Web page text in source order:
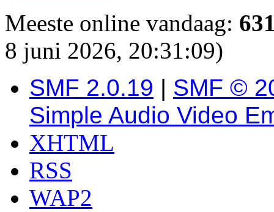
Meeste online vandaag:
8 juni 2026, 20:31:09)
SMF 2.0.19 | SMF ©
Simple Audio Video
XHTML
RSS
WAP2